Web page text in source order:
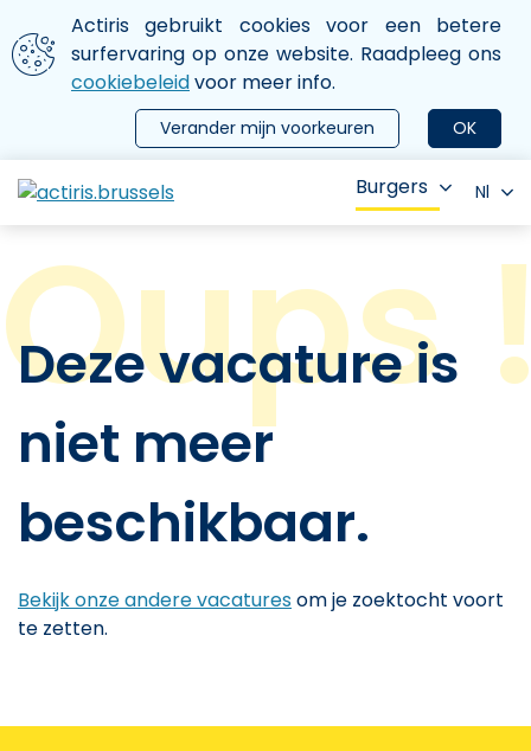
Aller au contenu principal
We gebruiken cookies
Actiris gebruikt cookies voor een betere
surfervaring op onze website. Raadpleeg ons
cookiebeleidvoor meer info.
OK
Verander mijn voorkeuren
le menu
Burgers Nl
Deze vacature is
niet meer
beschikbaar.
Bekijk onze andere vacaturesom je zoektocht voort
te zetten.